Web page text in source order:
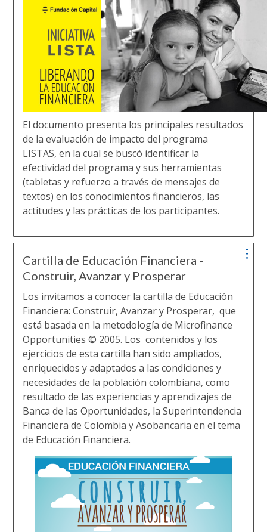
El documento presenta los principales resultados
de la evaluación de impacto del programa
LISTAS, en la cual se buscó identificar la
efectividad del programa y sus herramientas
(tabletas y refuerzo a través de mensajes de
textos) en los conocimientos financieros, las
actitudes y las prácticas de los participantes.
Cartilla de Educación Financiera -
Construir, Avanzar y Prosperar
Los invitamos a conocer la cartilla de Educación
Financiera: Construir, Avanzar y Prosperar, que
está basada en la metodología de Microfinance
Opportunities © 2005. Los contenidos y los
ejercicios de esta cartilla han sido ampliados,
enriquecidos y adaptados a las condiciones y
necesidades de la población colombiana, como
resultado de las experiencias y aprendizajes de
Banca de las Oportunidades, la Superintendencia
Financiera de Colombia y Asobancaria en el tema
de Educación Financiera.